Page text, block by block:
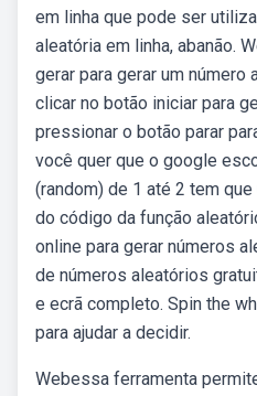
em linha que pode ser
aleatória em linha, abanão.
gerar para gerar um número
clicar no botão iniciar para
pressionar o botão parar
você quer que o google
(random) de 1 até 2 tem
do código da função
online para gerar números
de números aleatórios
e ecrã completo. Spin the
para ajudar a decidir.
Webessa ferramenta